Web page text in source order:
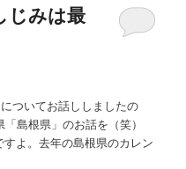
じみは最
ついてお話ししましたの
島根県」のお話を（笑）
よ。去年の島根県のカレン